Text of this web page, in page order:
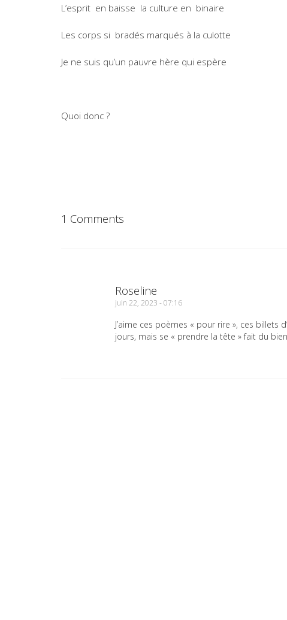
L’esprit en baisse la culture en binaire
Les corps si bradés marqués à la culotte
Je ne suis qu’un pauvre hère qui espère
Quoi donc ?
1 Comments
Roseline
juin 22, 2023 - 07:16
J’aime ces poèmes « pour rire », ces
jours, mais se « prendre la tête » fait du bien.